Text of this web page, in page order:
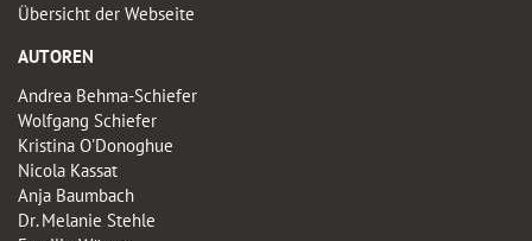
Übersicht der Webseite
AUTOREN
Andrea Behma-Schiefer
Wolfgang Schiefer
Kristina O'Donoghue
Nicola Kassat
Anja Baumbach
Dr. Melanie Stehle